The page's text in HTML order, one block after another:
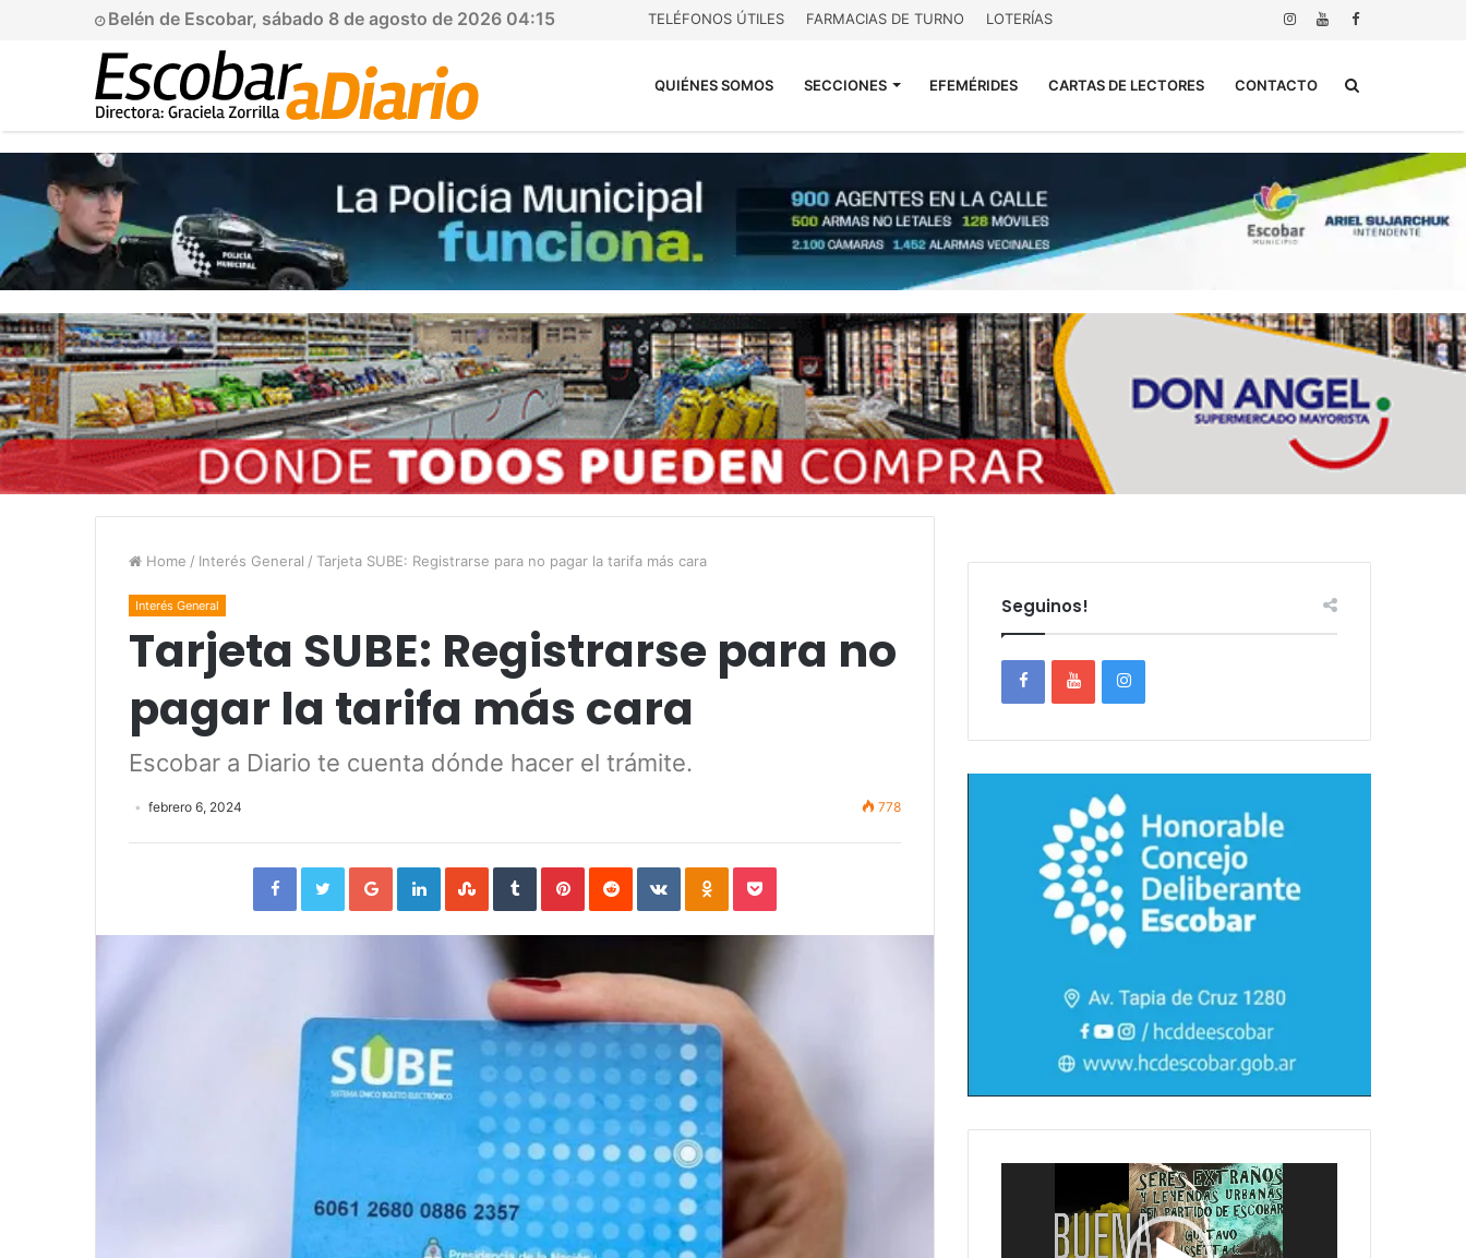
Belén de Escobar, sábado 8 de agosto de 2026 04:15 TELÉFONOS ÚTILES FARMACIAS DE TURNO LOTERÍAS
QUIÉNES SOMOS SECCIONES EFEMÉRIDES CARTAS DE LECTORES CONTACTO
Home / Interés General / Tarjeta SUBE: Registrarse para no pagar la tarifa más cara
Interés General
Tarjeta SUBE: Registrarse para no
pagar la tarifa más cara
Escobar a Diario te cuenta dónde hacer el trámite.
febrero 6, 2024 778
FacebookTwitterGoogle+LinkedInStumbleUpon
TumblrPinterestReddit VKontakteOdnoklassniki
Pocket
Seguinos!